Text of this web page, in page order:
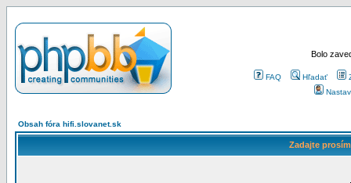
Bolo
FAQ Hľadať
Obsah fóra hifi.slovanet.sk
Zadajte